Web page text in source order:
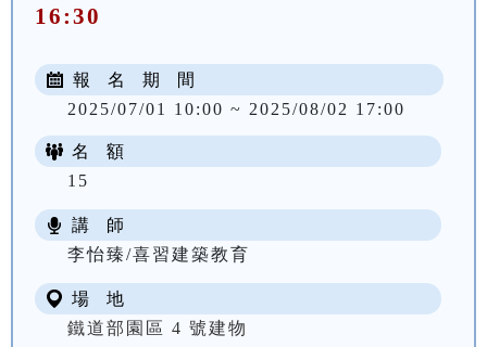
16:30
報 名 期 間
2025/07/01 10:00 ~ 2025/08/02 17:00
名 額
15
講 師
李怡臻/喜習建築教育
場 地
鐵道部園區 4 號建物